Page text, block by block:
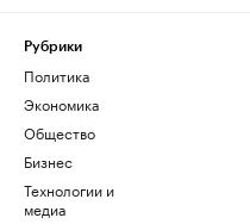
Рубрики
Политика
Экономика
Общество
Бизнес
Технологии и
медиа